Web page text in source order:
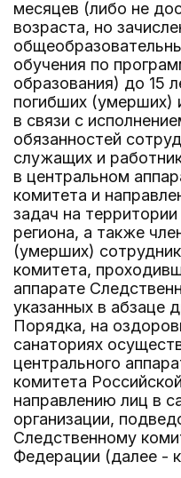
месяцев (либо не
возраста, но
обучения по
образования) до 15
погибших (умерших)
в связи с
обязанностей
служащих и
в центральном
комитета и
задач на
региона, а также
(умерших)
комитета,
аппарате
указанных в абзаце
Порядка, на
санаториях
центрального
комитета
направлению лиц в
организации,
Следственному
Федерации (далее -